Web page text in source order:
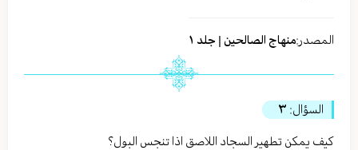
المصدر:منهاج الصالحين | جلد ١
السؤال: ٣
كيف يمكن تطهير السجاد اللاصق اذا تنجس البول؟